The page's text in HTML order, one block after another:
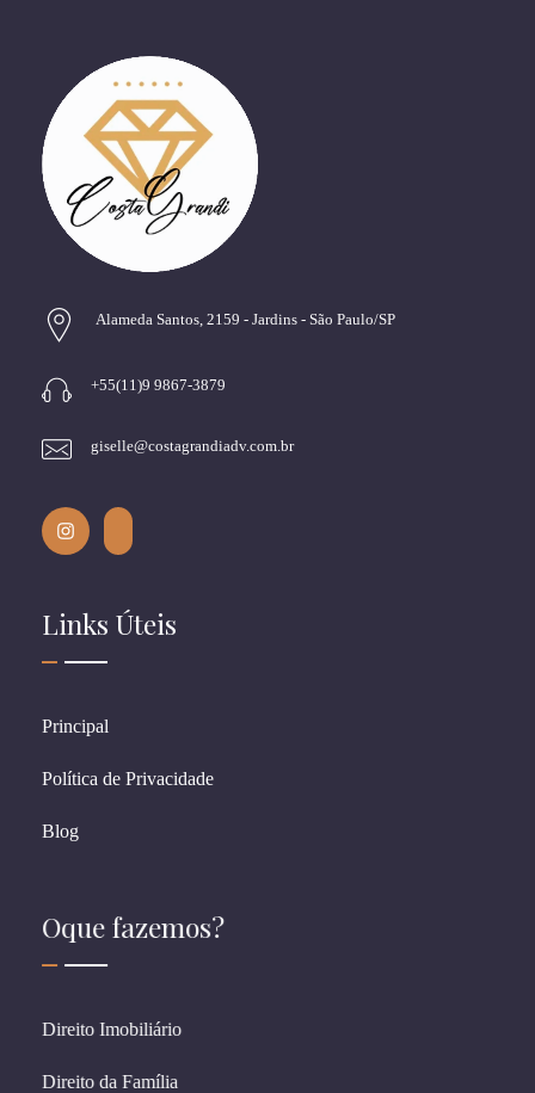
Alameda Santos, 2159 - Jardins - São Paulo/SP
+55(11)9 9867-3879
giselle@costagrandiadv.com.br
Links Úteis
Principal
Política de Privacidade
Blog
Oque fazemos?
Direito Imobiliário
Direito da Família